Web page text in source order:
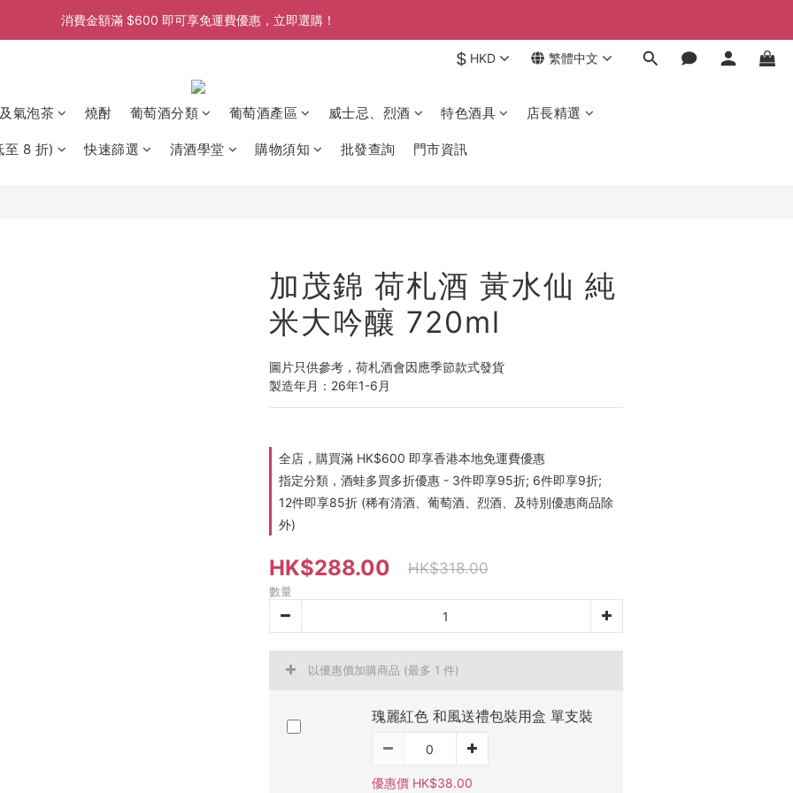
消費金額滿 $600 即可享免運費優惠，立即選購！
消費金額滿 $600 即可享免運費優惠，立即選購！
$ HKD 繁體中文
氣泡茶 燒酎 葡萄酒分類 葡萄酒產區 威士忌、烈酒 特色酒具 店長精選
至 8 折) 快速篩選 清酒學堂 購物須知 批發查詢 門市資訊
加茂錦 荷札酒 黃水仙 純
米大吟釀 720ml
圖片只供參考，荷札酒會因應季節款式發貨
製造年月：26年1-6月
全店，購買滿 HK$600 即享香港本地免運費優惠
指定分類，酒蛙多買多折優惠 - 3件即享95折; 6件即享9折;
12件即享85折 (稀有清酒、葡萄酒、烈酒、及特別優惠商品除
外)
HK$288.00 HK$318.00
數量
以優惠價加購商品 (最多 1 件)
瑰麗紅色 和風送禮包裝用盒 單支裝
優惠價 HK$38.00